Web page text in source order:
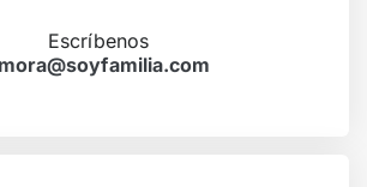
Escríbenos